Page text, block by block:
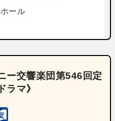
ール
ー交響楽団第546回定
ラマ》